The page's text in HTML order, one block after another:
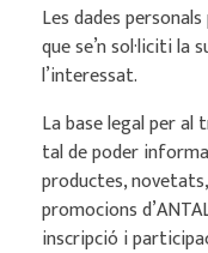
Les dades
que se’n sol·liciti
l’interessat.
La base legal per
tal de poder
productes,
promocions
inscripció i